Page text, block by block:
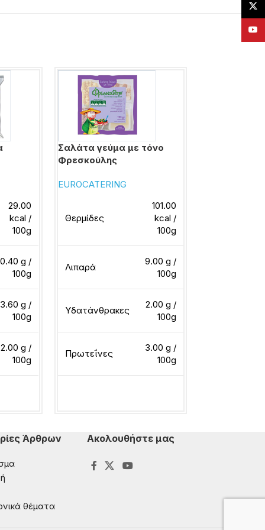
29.00
kcal /
100g
0.40 g /
100g
3.60 g /
100g
2.00 g /
100g
Σαλάτα γεύμα με τόνο
Φρεσκούλης
EUROCATERING
Θερμίδες
101.00
kcal /
100g
Λιπαρά
9.00 g /
100g
Υδατάνθρακες
2.00 g /
100g
Πρωτεΐνες
3.00 g /
100g
Άρθρων
θέματα
Ακολουθήστε μας